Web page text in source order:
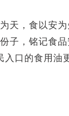
天，食以安
子，铭记食
口的食用油